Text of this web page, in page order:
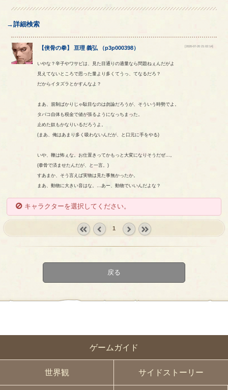
ゲームガイド
世界観 サイドストーリー
→詳細検索
【侠骨の拳】亘理 義弘 （p3p000398） [2020-07-20 21:02:14]
いやな？辛子やワサビは、見た目通りの適量なら問題ねぇんだがよ
見えてないところで思った量より多くてうっ、てなるだろ？
だからイタズラとかすんなよ？
まあ、規制ばかりじゃ駄目なのは勿論だろうが、そういう時勢でよ。
タバコ自体も税金で値が張るようになっちまった。
止めた奴もかなりいるだろうよ。
(まあ、俺はあまり多く吸わないんだが、と口元に手をやる)
いや、鞭は怖ぇな。お仕置きってかもっと大変になりそうだぜ…。
(拳骨で済ませたんだが、と一言。)
すあまか、そう言えば実物は見た事無かったか。
まあ、動物に大きい音はな。…あー、動物でいいんだよな？
キャラクターを選択してください。
1
戻る